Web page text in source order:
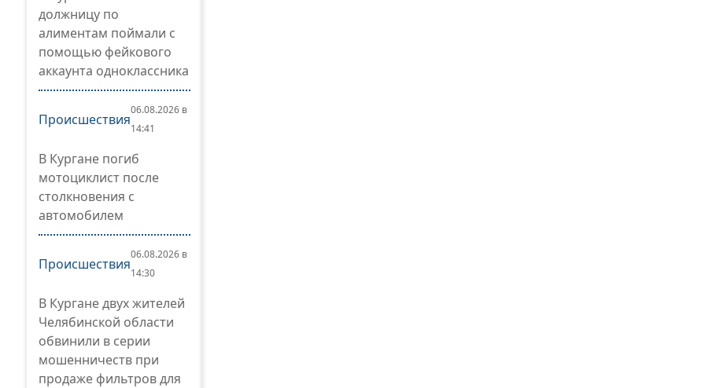
должницу по
алиментам поймали с
помощью фейкового
аккаунта одноклассника
Происшествия
06.08.2026 в
14:41
В Кургане погиб
мотоциклист после
столкновения с
автомобилем
Происшествия
06.08.2026 в
14:30
В Кургане двух жителей
Челябинской области
обвинили в серии
мошенничеств при
продаже фильтров для